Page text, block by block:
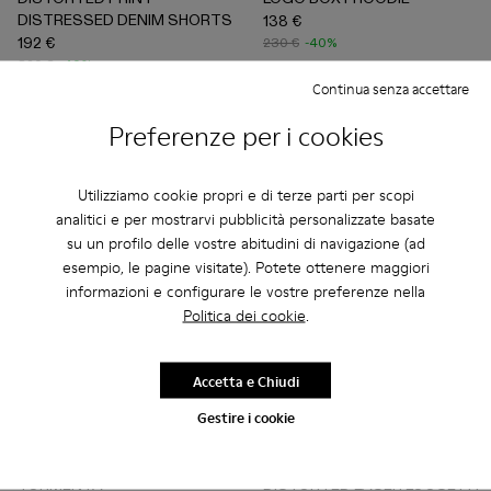
Preferenze per i cookies
Utilizziamo cookie propri e di terze parti per scopi
analitici e per mostrarvi pubblicità personalizzate basate
su un profilo delle vostre abitudini di navigazione (ad
esempio, le pagine visitate). Potete ottenere maggiori
informazioni e configurare le vostre preferenze nella
Politica dei cookie.
Gestire i cookie
Continua senza accettare
Accetta e Chiudi
DISTRESSED DENIM SHORTS
192 €
320 € -40%
138 €
230 € -40%
TORMENTA
DISTORTED LASER LOOSE FIT